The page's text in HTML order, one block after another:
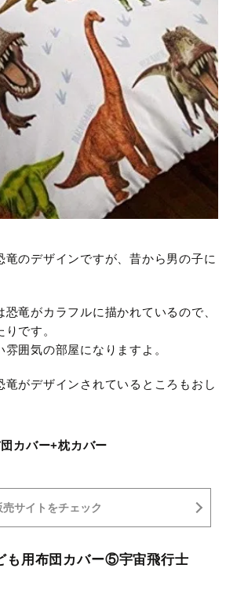
竜のデザインですが、昔から男の子に
竜がカラフルに描かれているので、
です。
囲気の部屋になりますよ。
竜がデザインされているところもおし
カバー+枕カバー
売サイトをチェック
も用布団カバー⑤宇宙飛行士